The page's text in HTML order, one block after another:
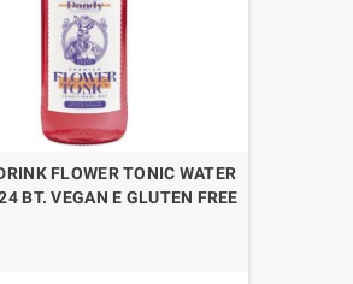
FLOWER TONIC WATER
BT. VEGAN E GLUTEN FREE